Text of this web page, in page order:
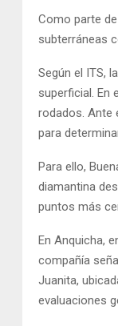
Como parte
subterráneas
Según el ITS,
superficial. En
rodados. Ante
para
Para ello,
diamantina
puntos más
En Anquicha,
compañía
Juanita,
evaluaciones